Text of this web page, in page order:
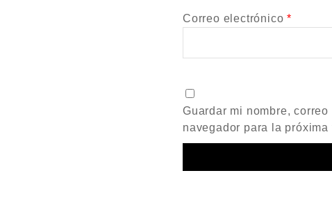
Correo electrónico*
Guardar mi nombre,
navegador para la